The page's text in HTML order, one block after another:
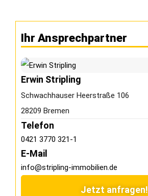
Ihr Ansprechpartner
Erwin Stripling
Schwachhauser Heerstraße 106
28209 Bremen
Telefon
0421 3770 321-1
E-Mail
info@stripling-immobilien.de
Jetzt anfragen!